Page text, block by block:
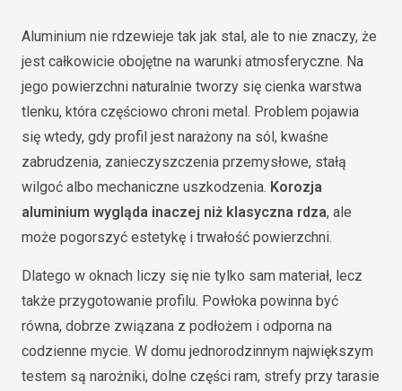
Aluminium nie rdzewieje tak jak stal, ale to nie znaczy, że
jest całkowicie obojętne na warunki atmosferyczne. Na
jego powierzchni naturalnie tworzy się cienka warstwa
tlenku, która częściowo chroni metal. Problem pojawia
się wtedy, gdy profil jest narażony na sól, kwaśne
zabrudzenia, zanieczyszczenia przemysłowe, stałą
wilgoć albo mechaniczne uszkodzenia. Korozja
aluminium wygląda inaczej niż klasyczna rdza, ale
może pogorszyć estetykę i trwałość powierzchni.
Dlatego w oknach liczy się nie tylko sam materiał, lecz
także przygotowanie profilu. Powłoka powinna być
równa, dobrze związana z podłożem i odporna na
codzienne mycie. W domu jednorodzinnym największym
testem są narożniki, dolne części ram, strefy przy tarasie